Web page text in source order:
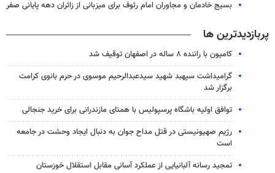
بسیج خادمان و مجاوران امام رئوف برای میزبانی از زائران دهه پایانی صفر
پربازدیدترین ها
کامیون با راننده ۸ ساله در اصفهان توقیف شد
گرامیداشت سپهبد شهید سیدعبدالرحیم موسوی در حرم بانوی کرامت
برگزار شد
توافق اولیه باشگاه پرسپولیس با همتای مازندرانی برای خرید جنجالی
رژیم صهیونیستی در قتل مداح جوان به دنبال ایجاد وحشت در جامعه
است
تمجید رسانه آلبانیایی از عملکرد آسانی مقابل استقلال خوزستان